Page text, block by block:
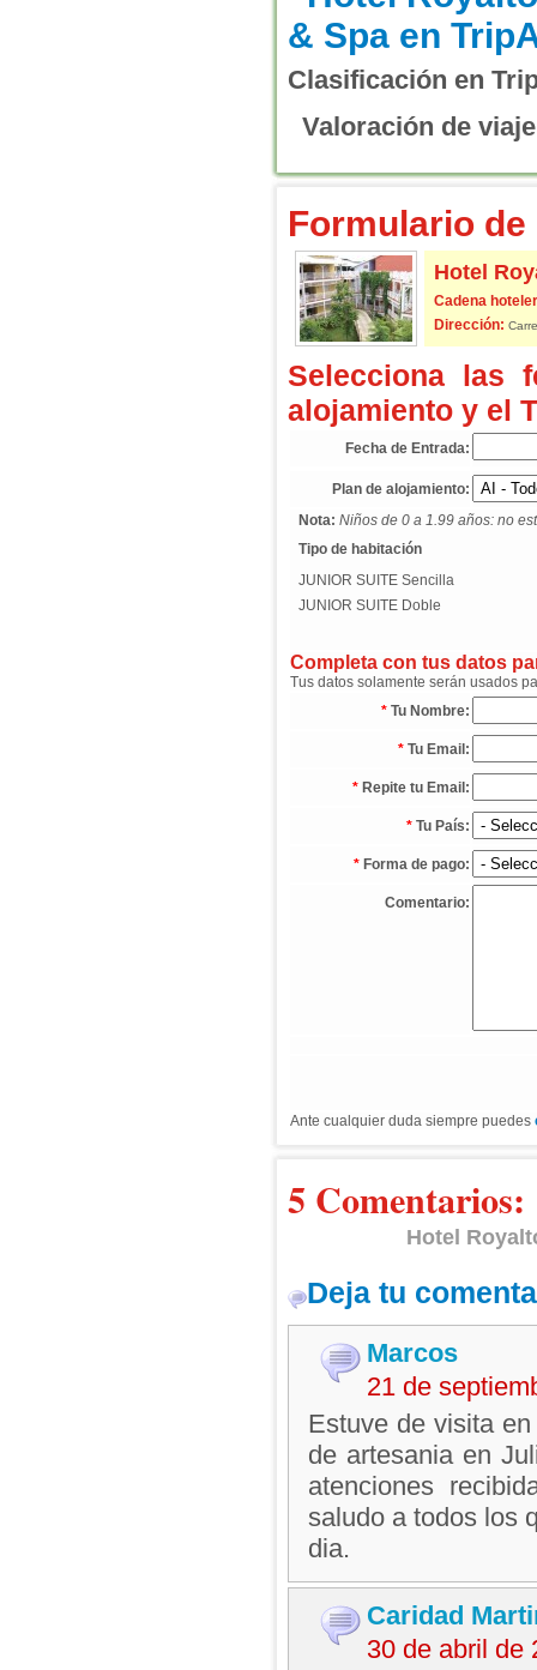
Clasificación en
Valoración de
Formulario
Hotel
Cadena
Dirección:
Selecciona las
alojamiento y el
Fecha de Entrada:
Plan de alojamiento:
Nota: Niños de 0 a 1.99 años: no
Tipo de habitación
JUNIOR SUITE Sencilla
JUNIOR SUITE Doble
Completa con tus datos
Tus datos solamente serán usados
* Tu Nombre:
* Tu Email:
* Repite tu Email:
* Tu País:
* Forma de pago:
Comentario:
Ante cualquier duda siempre puedes
5 Comentarios:
Hotel
Deja tu
Marcos
21 de
Estuve de visita
de artesania en
atenciones
saludo a todos los
dia.
Caridad
30 de abril de